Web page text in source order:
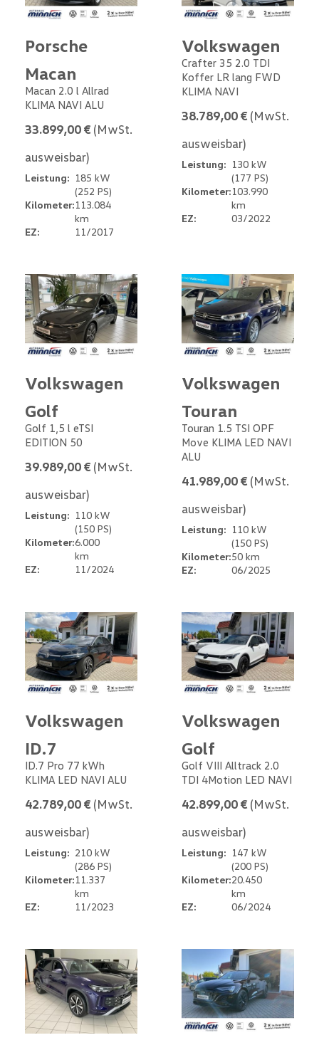
Porsche
Macan
Macan 2.0 l Allrad
KLIMA NAVI ALU
33.899,00 € (MwSt.
ausweisbar)
Leistung: 185 kW
(252 PS)
Kilometer:113.084
km
EZ:
11/2017
Volkswagen
Crafter 35 2.0 TDI
Koffer LR lang FWD
KLIMA NAVI
38.789,00 € (MwSt.
ausweisbar)
Leistung: 130 kW
(177 PS)
Kilometer:103.990
km
EZ:
03/2022
Volkswagen
Golf
Golf 1,5 l eTSI
EDITION 50
39.989,00 € (MwSt.
ausweisbar)
Leistung: 110 kW
(150 PS)
Kilometer:6.000
km
EZ:
11/2024
Volkswagen
Touran
Touran 1.5 TSI OPF
Move KLIMA LED NAVI
ALU
41.989,00 € (MwSt.
ausweisbar)
Leistung: 110 kW
(150 PS)
Kilometer:50 km
EZ:
06/2025
Volkswagen
ID.7
ID.7 Pro 77 kWh
KLIMA LED NAVI ALU
42.789,00 € (MwSt.
ausweisbar)
Leistung: 210 kW
(286 PS)
Kilometer:11.337
km
EZ:
11/2023
Volkswagen
Golf
Golf VIII Alltrack 2.0
TDI 4Motion LED NAVI
42.899,00 € (MwSt.
ausweisbar)
Leistung: 147 kW
(200 PS)
Kilometer:20.450
km
EZ:
06/2024